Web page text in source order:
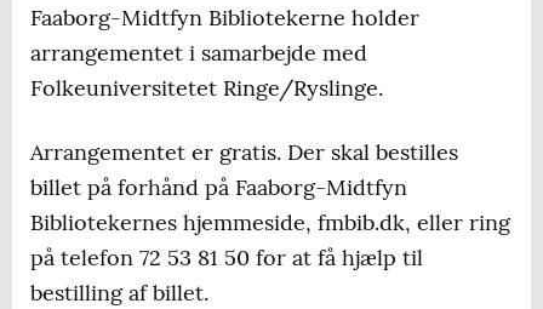
Faaborg-Midtfyn Bibliotekerne holder
arrangementet i samarbejde med
Folkeuniversitetet Ringe/Ryslinge.
Arrangementet er gratis. Der skal bestilles
billet på forhånd på Faaborg-Midtfyn
Bibliotekernes hjemmeside, fmbib.dk, eller ring
på telefon 72 53 81 50 for at få hjælp til
bestilling af billet.